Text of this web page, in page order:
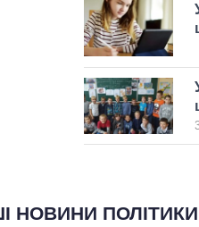
НОВИНИ ПОЛІТИКИ